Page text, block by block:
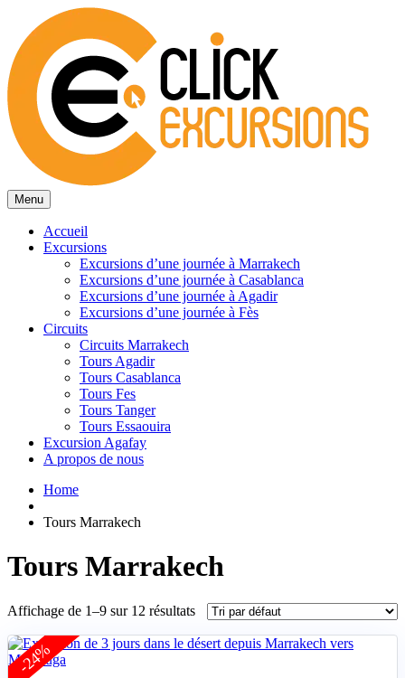
Menu
Accueil
Excursions
Excursions d’une journée à Marrakech
Excursions d’une journée à Casablanca
Excursions d’une journée à Agadir
Excursions d’une journée à Fès
Circuits
Circuits Marrakech
Tours Agadir
Tours Casablanca
Tours Fes
Tours Tanger
Tours Essaouira
Excursion Agafay
A propos de nous
Home
Tours Marrakech
Tours Marrakech
Affichage de 1–9 sur 12 résultats
-24%